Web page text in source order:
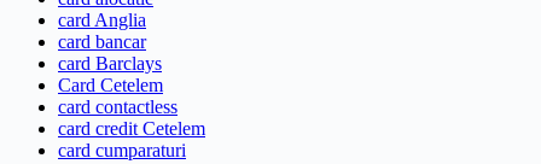
card Anglia
card bancar
card Barclays
Card Cetelem
card contactless
card credit Cetelem
card cumparaturi